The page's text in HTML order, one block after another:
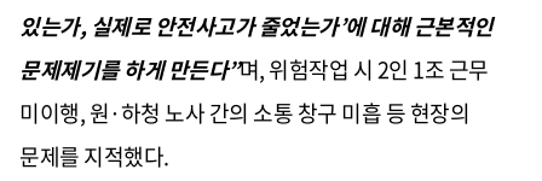
있는가, 실제로 안전사고가 줄었는가’에 대해 근본적인
문제제기를 하게 만든다”며, 위험작업 시 2인 1조 근무
미이행, 원·하청 노사 간의 소통 창구 미흡 등 현장의
문제를 지적했다.